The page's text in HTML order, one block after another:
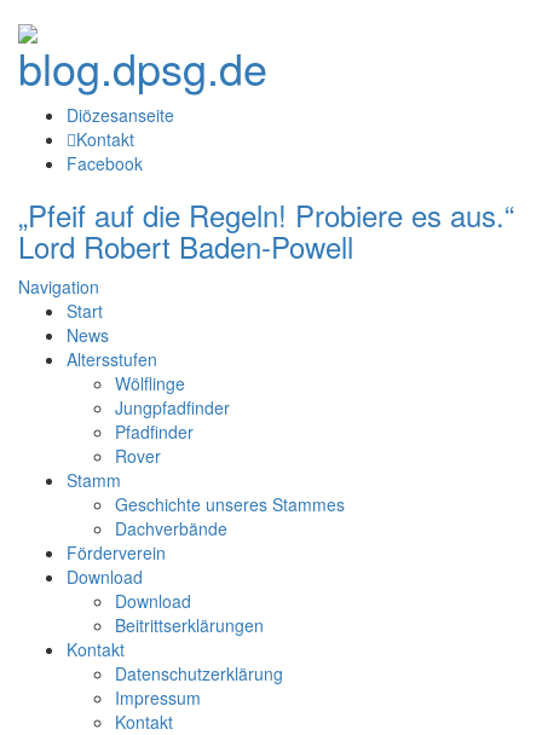
Diözesanseite
Kontakt
Facebook
„Pfeif auf die Regeln! Probiere es aus.“
Lord Robert Baden-Powell
Navigation
Start
News
Altersstufen
Wölflinge
Jungpfadfinder
Pfadfinder
Rover
Stamm
Geschichte unseres Stammes
Dachverbände
Förderverein
Download
Download
Beitrittserklärungen
Kontakt
Datenschutzerklärung
Impressum
Kontakt